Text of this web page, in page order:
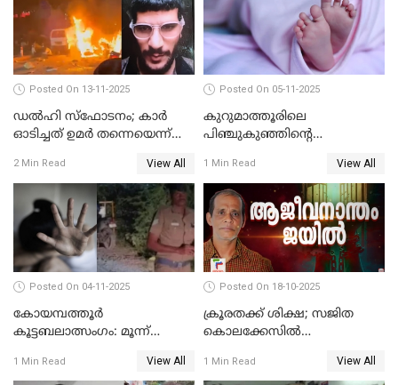
Posted On 13-11-2025
ഡല്‍ഹി സ്‌ഫോടനം; കാര്‍
ഓടിച്ചത് ഉമര്‍ തന്നെയെന്ന്
പരിശോധനാഫലം
2 Min Read View All
Posted On 05-11-2025
കുറുമാത്തൂരിലെ
പിഞ്ചുകുഞ്ഞിന്റെ
അറസ്റ്റില്‍
1 Min Read View All
Posted On 04-11-2025
കോയമ്പത്തൂർ
കൂട്ടബലാത്സംഗം: മൂന്ന്
1 Min Read View All
Posted On 18-10-2025
ക്രൂരതക്ക് ശിക്ഷ; സജിത
കൊലക്കേസില്‍
ഇരട്ടജീവപര്യന്തം
1 Min Read View All